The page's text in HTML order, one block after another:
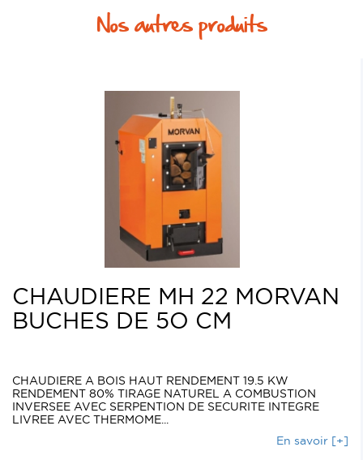
Nos autres produits
CHAUDIERE MH 22 MORVAN
BUCHES DE 5O CM
CHAUDIERE A BOIS HAUT RENDEMENT 19.5 KW
RENDEMENT 80% TIRAGE NATUREL A COMBUSTION
INVERSEE AVEC SERPENTION DE SECURITE INTEGRE
LIVREE AVEC THERMOME...
En savoir [+]